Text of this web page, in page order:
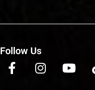
Follow Us